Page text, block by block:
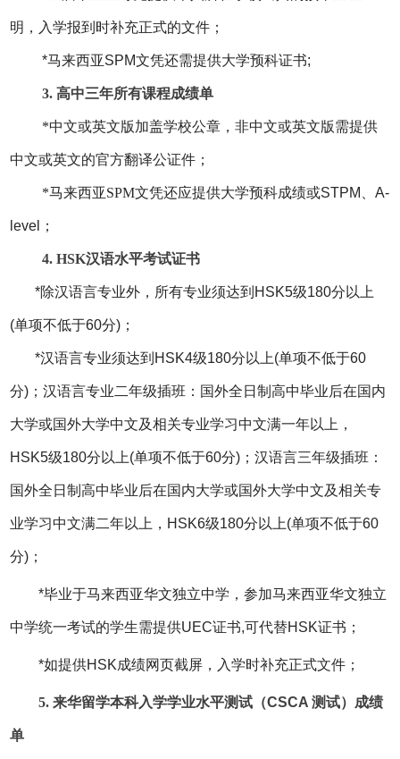
明，入学报到时补充正式的文件；
*马来西亚SPM文凭还需提供大学预科证书;
3. 高中三年所有课程成绩单
*中文或英文版加盖学校公章，非中文或英文版需提供
中文或英文的官方翻译公证件；
*马来西亚SPM文凭还应提供大学预科成绩或STPM、A-
level；
4. HSK汉语水平考试证书
*除汉语言专业外，所有专业须达到HSK5级180分以上
(单项不低于60分)；
*汉语言专业须达到HSK4级180分以上(单项不低于60
分)；汉语言专业二年级插班：国外全日制高中毕业后在国内
大学或国外大学中文及相关专业学习中文满一年以上，
HSK5级180分以上(单项不低于60分)；汉语言三年级插班：
国外全日制高中毕业后在国内大学或国外大学中文及相关专
业学习中文满二年以上，HSK6级180分以上(单项不低于60
分)；
*毕业于马来西亚华文独立中学，参加马来西亚华文独立
中学统一考试的学生需提供UEC证书,可代替HSK证书；
*如提供HSK成绩网页截屏，入学时补充正式文件；
5.来华留学本科入学学业水平测试（CSCA 测试）成绩
单